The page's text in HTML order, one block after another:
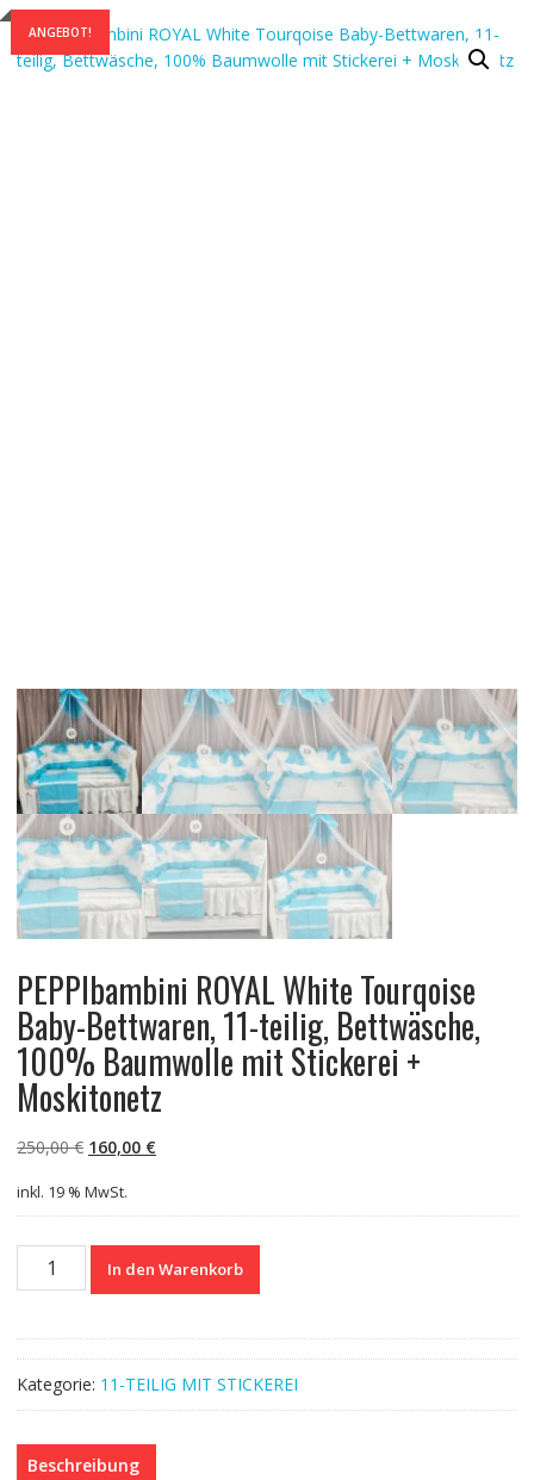
ANGEBOT!
PEPPIbambini ROYAL White Tourqoise
Baby-Bettwaren, 11-teilig, Bettwäsche,
100% Baumwolle mit Stickerei +
Moskitonetz
250,00€ Ursprünglicher
war:
250,00 €
160,00 €Aktueller
160,00 €.
inkl. 19 % MwSt.
PEPPIbambini
ROYAL
Tourqoise
Baby-
Bettwaren,
11-
teilig,
Bettwäsche,
In den Warenkorb
Kategorie: 11-TEILIG MIT STICKEREI
Beschreibung